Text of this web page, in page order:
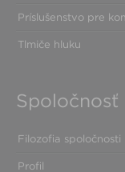
Príslušenstvo pre
Tlmiče hluku
Spoločnosť
Filozofia spoločnosti
Profil